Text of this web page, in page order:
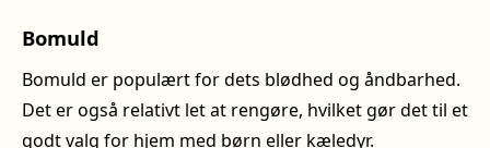
Bomuld
Bomuld er populært for dets blødhed og åndbarhed.
Det er også relativt let at rengøre, hvilket gør det til et
godt valg for hjem med børn eller kæledyr.